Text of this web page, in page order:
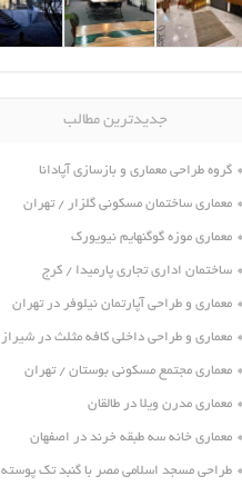
جدیدترین مطالب
گروه طراحی معماری و بازسازی آپادانا
معماری ساختمان مسکونی گلزار / تهران
معماری موزه گوگنهایم نیویورک
ساختمان اداری تجاری پارمیدا / کرج
معماری و طراحی آپارتمان نیلوفر در تهران
معماری و طراحی داخلی کافه مثلث در شیراز
معماری مجتمع مسکونی بوستان / تهران
معماری مدرن ویلا در طالقان
معماری خانه سه طبقه خرند در اصفهان
طراحی مسجد اسلامی مصر با گنبد تک پوسته